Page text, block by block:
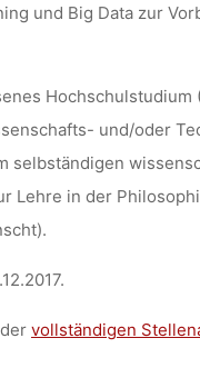
und Big Data zur
und/oder
selbständigen
Lehre in der
vollständigen